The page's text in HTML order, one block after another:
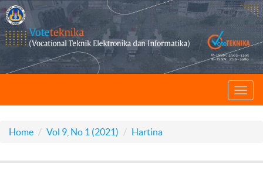
Home Vol 9, No 1 (2021) Hartina